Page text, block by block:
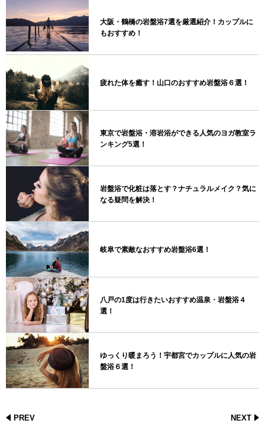
大阪・鶴橋の岩盤浴7選を厳選紹介！カップルに
もおすすめ！
疲れた体を癒す！山口のおすすめ岩盤浴６選！
東京で岩盤浴・溶岩浴ができる人気のヨガ教室ラ
ンキング5選！
岩盤浴で化粧は落とす？ナチュラルメイク？気に
なる疑問を解決！
岐阜で素敵なおすすめ岩盤浴6選！
八戸の1度は行きたいおすすめ温泉・岩盤浴４
選！
ゆっくり暖まろう！宇都宮でカップルに人気の岩
盤浴６選！
PREV NEXT